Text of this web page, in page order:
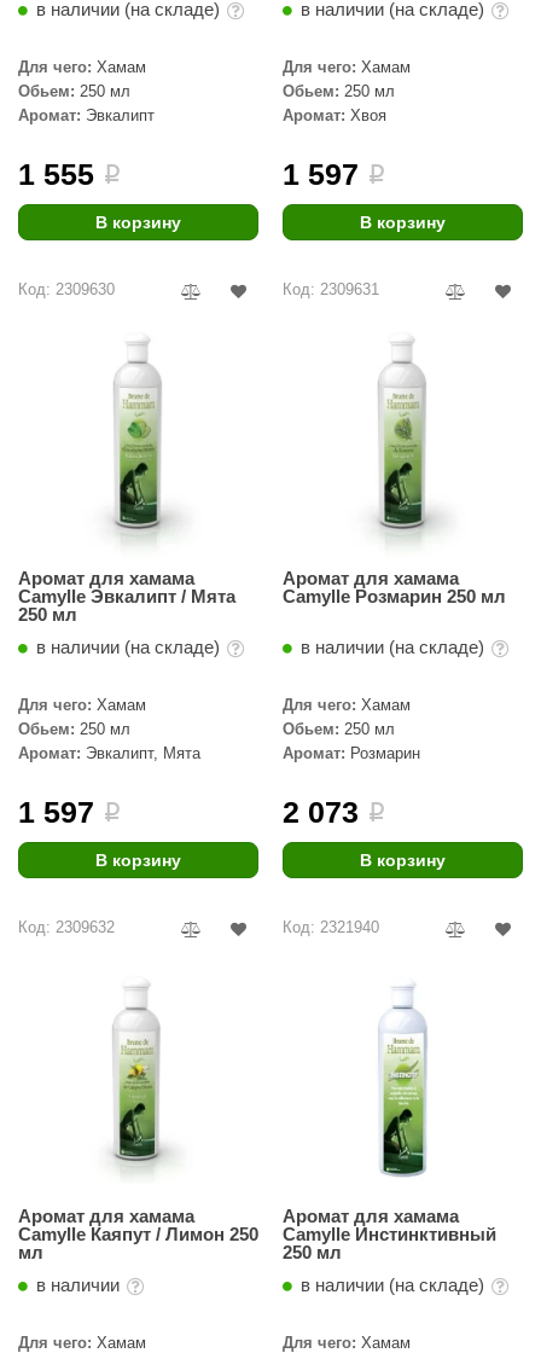
Термо
тепла
камень
в наличии (на складе)
Для чего: Хамам
Обьем: 250 мл
Аромат: Эвкалипт
1 555 i
В корзину
в наличии (на складе)
Для чего: Хамам
Обьем: 250 мл
Аромат: Хвоя
1 597 i
В корзину
Код: 2309630
Аромат для хамама
Camylle Эвкалипт / Мята
250 мл
в наличии (на складе)
Для чего: Хамам
Обьем: 250 мл
Аромат: Эвкалипт, Мята
1 597 i
В корзину
Код: 2309631
Аромат для хамама
Camylle Розмарин 250 мл
в наличии (на складе)
Для чего: Хамам
Обьем: 250 мл
Аромат: Розмарин
2 073 i
В корзину
Код: 2309632
Аромат для хамама
Camylle Каяпут / Лимон 250
мл
в наличии
Для чего: Хамам
Код: 2321940
Аромат для хамама
Camylle Инстинктивный
250 мл
в наличии (на складе)
Для чего: Хамам